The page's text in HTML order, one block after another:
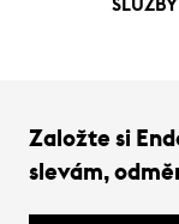
SLUŽBY
Založte si
slevám,